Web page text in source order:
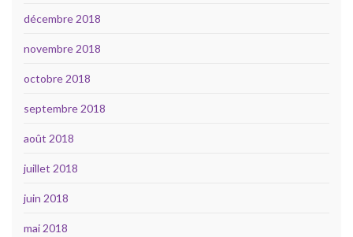
décembre 2018
novembre 2018
octobre 2018
septembre 2018
août 2018
juillet 2018
juin 2018
mai 2018